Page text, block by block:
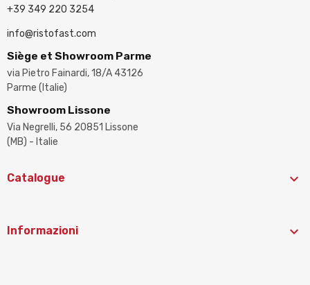
+39 349 220 3254
info@ristofast.com
Siège et Showroom Parme
via Pietro Fainardi, 18/A 43126
Parme (Italie)
Showroom Lissone
Via Negrelli, 56 20851 Lissone
(MB) - Italie
Catalogue 
Informazioni 